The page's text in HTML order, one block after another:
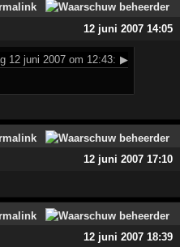
12 juni 2007 14:05
12 juni 2007 om 12:43: ▶
12 juni 2007 17:10
12 juni 2007 18:39